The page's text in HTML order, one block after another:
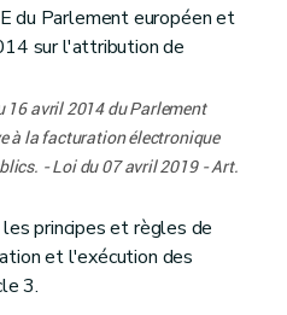
des concessions
des contrats de concession
du Parlement européen et
sur l'attribution de
16 avril 2014 du Parlement
à la facturation électronique
- Loi du 07 avril 2019 - Art.
principes et règles de
et l'exécution des
3.